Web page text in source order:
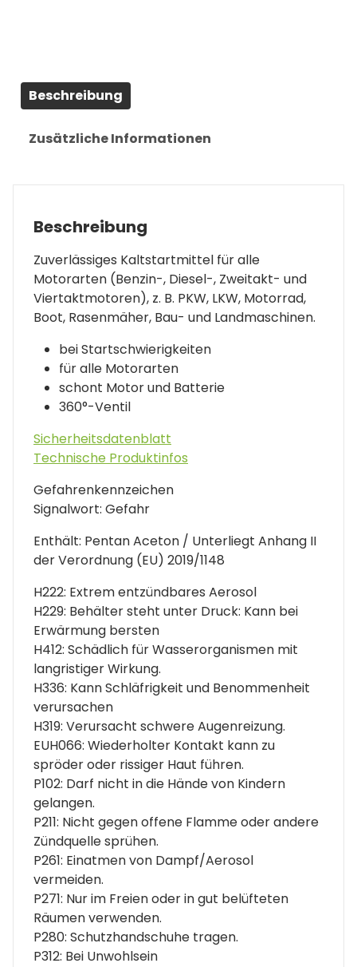
Beschreibung
Zusätzliche Informationen
Beschreibung
Zuverlässiges Kaltstartmittel für alle
Motorarten (Benzin-, Diesel-, Zweitakt- und
Viertaktmotoren), z. B. PKW, LKW, Motorrad,
Boot, Rasenmäher, Bau- und Landmaschinen.
bei Startschwierigkeiten
für alle Motorarten
schont Motor und Batterie
360°-Ventil
Sicherheitsdatenblatt
Technische Produktinfos
Gefahrenkennzeichen
Signalwort: Gefahr
Enthält: Pentan Aceton / Unterliegt Anhang II
der Verordnung (EU) 2019/1148
H222: Extrem entzündbares Aerosol
H229: Behälter steht unter Druck: Kann bei
Erwärmung bersten
H412: Schädlich für Wasserorganismen mit
langristiger Wirkung.
H336: Kann Schläfrigkeit und Benommenheit
verursachen
H319: Verursacht schwere Augenreizung.
EUH066: Wiederholter Kontakt kann zu
spröder oder rissiger Haut führen.
P102: Darf nicht in die Hände von Kindern
gelangen.
P211: Nicht gegen offene Flamme oder andere
Zündquelle sprühen.
P261: Einatmen von Dampf/Aerosol
vermeiden.
P271: Nur im Freien oder in gut belüfteten
Räumen verwenden.
P280: Schutzhandschuhe tragen.
P312: Bei Unwohlsein